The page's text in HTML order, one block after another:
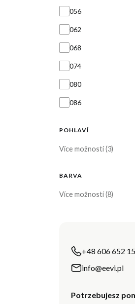
056
062
068
074
080
086
POHLAVÍ
pohlaví
Více možností (3)
BARVA
Barva
Více možností (8)
+48 606 652
info@eevi.pl
Potrzebujesz